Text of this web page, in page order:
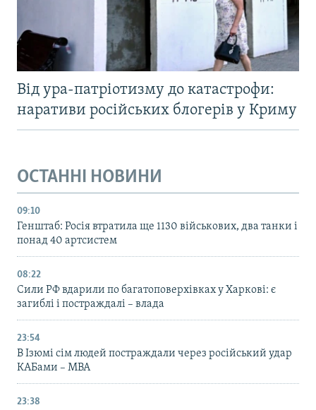
Від ура-патріотизму до катастрофи:
наративи російських блогерів у Криму
ОСТАННІ НОВИНИ
09:10
Генштаб: Росія втратила ще 1130 військових, два танки і
понад 40 артсистем
08:22
Сили РФ вдарили по багатоповерхівках у Харкові: є
загиблі і постраждалі – влада
23:54
В Ізюмі сім людей постраждали через російський удар
КАБами – МВА
23:38